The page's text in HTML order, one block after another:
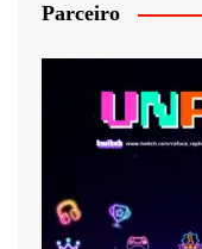
Parceiro